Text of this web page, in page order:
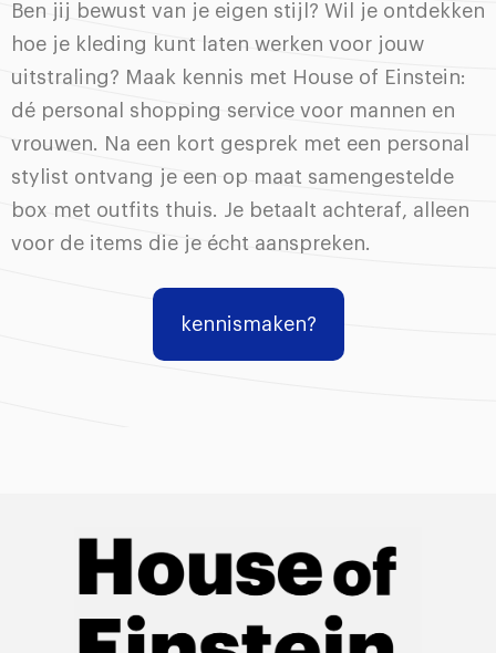
Ben jij bewust van je eigen stijl? Wil je ontdekken
hoe je kleding kunt laten werken voor jouw
uitstraling? Maak kennis met House of Einstein:
dé personal shopping service voor mannen en
vrouwen. Na een kort gesprek met een personal
stylist ontvang je een op maat samengestelde
box met outfits thuis. Je betaalt achteraf, alleen
voor de items die je écht aanspreken.
kennismaken?